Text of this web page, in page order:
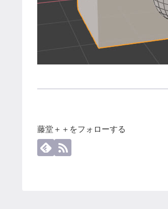
藤堂＋＋をフォローする